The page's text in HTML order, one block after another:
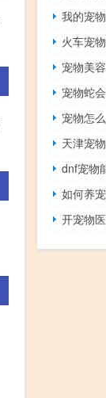
我的宠
火车宠
宠物美
宠物蛇
宠物怎
天津宠
dnf宠物
如何养
开宠物